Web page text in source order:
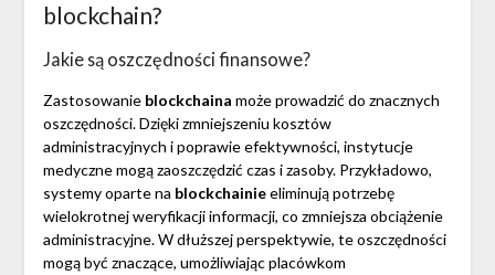
blockchain?
Jakie są oszczędności finansowe?
Zastosowanie blockchaina może prowadzić do znacznych
oszczędności. Dzięki zmniejszeniu kosztów
administracyjnych i poprawie efektywności, instytucje
medyczne mogą zaoszczędzić czas i zasoby. Przykładowo,
systemy oparte na blockchainieeliminują potrzebę
wielokrotnej weryfikacji informacji, co zmniejsza obciążenie
administracyjne. W dłuższej perspektywie, te oszczędności
mogą być znaczące, umożliwiając placówkom